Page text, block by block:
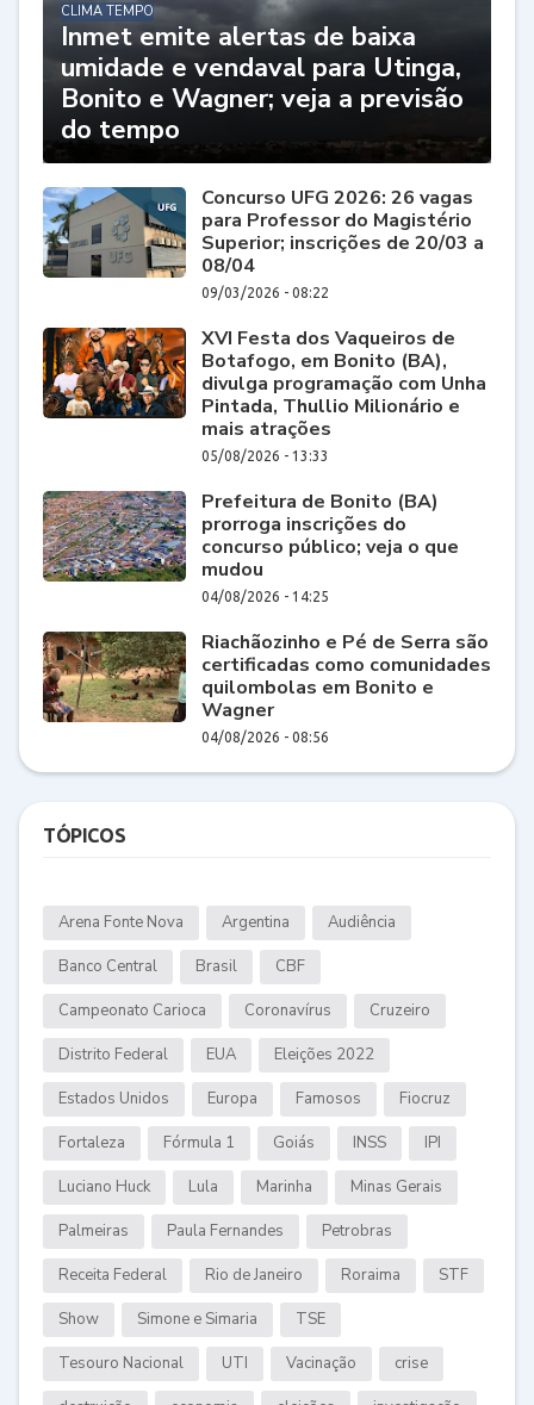
CLIMA TEMPO
Inmet emite alertas de baixa
umidade e vendaval para Utinga,
Bonito e Wagner; veja a previsão
do tempo
Concurso UFG 2026: 26 vagas
para Professor do Magistério
Superior; inscrições de 20/03 a
08/04
09/03/2026 - 08:22
XVI Festa dos Vaqueiros de
Botafogo, em Bonito (BA),
divulga programação com Unha
Pintada, Thullio Milionário e
mais atrações
05/08/2026 - 13:33
Prefeitura de Bonito (BA)
prorroga inscrições do
concurso público; veja o que
mudou
04/08/2026 - 14:25
Riachãozinho e Pé de Serra são
certificadas como comunidades
quilombolas em Bonito e
Wagner
04/08/2026 - 08:56
TÓPICOS
Arena Fonte Nova Argentina Audiência
Banco Central Brasil CBF
Campeonato Carioca Coronavírus Cruzeiro
Distrito Federal EUA Eleições 2022
Estados Unidos Europa Famosos Fiocruz
Fortaleza Fórmula 1 Goiás INSS IPI
Luciano Huck Lula Marinha Minas Gerais
Palmeiras Paula Fernandes Petrobras
Receita Federal Rio de Janeiro Roraima STF
Show Simone e Simaria TSE
Tesouro Nacional UTI Vacinação crise